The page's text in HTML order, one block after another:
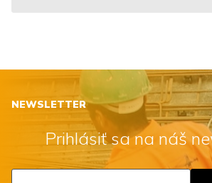
NEWSLETTER
Prihlásiť sa na náš